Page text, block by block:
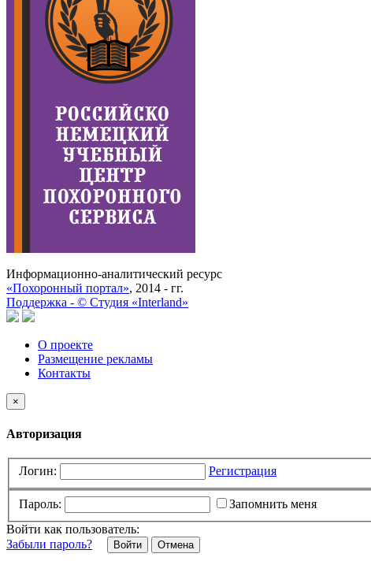
Информационно-аналитический ресурс
«Похоронный портал», 2014 - гг.
Поддержка - © Cтудия «Interland»
О проекте
Размещение рекламы
Контакты
×
Авторизация
Логин: Регистрация
Пароль:
Запомнить меня
Войти как пользователь:
Забыли пароль?
Отмена